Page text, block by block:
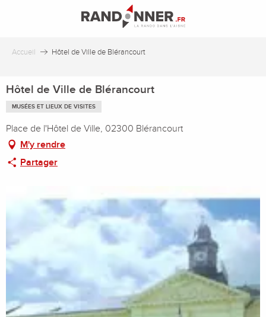
principal
Accueil Hôtel de Ville de Blérancourt
Hôtel de Ville de Blérancourt
MUSÉES ET LIEUX DE VISITES
Place de l'Hôtel de Ville, 02300 Blérancourt
M'y rendre
Partager